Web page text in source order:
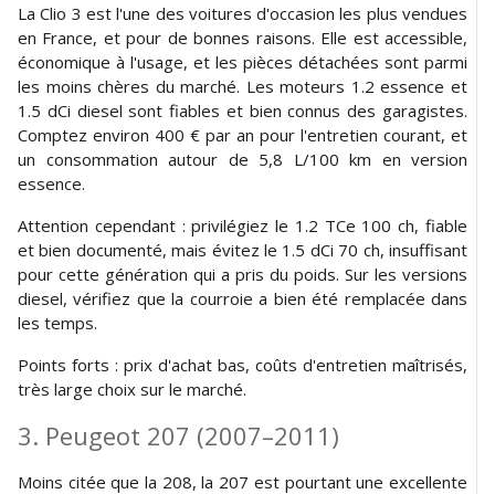
La Clio 3 est l'une des voitures d'occasion les plus vendues
en France, et pour de bonnes raisons. Elle est accessible,
économique à l'usage, et les pièces détachées sont parmi
les moins chères du marché. Les moteurs 1.2 essence et
1.5 dCi diesel sont fiables et bien connus des garagistes.
Comptez environ 400 € par an pour l'entretien courant, et
un consommation autour de 5,8 L/100 km en version
essence.
Attention cependant : privilégiez le 1.2 TCe 100 ch, fiable
et bien documenté, mais évitez le 1.5 dCi 70 ch, insuffisant
pour cette génération qui a pris du poids. Sur les versions
diesel, vérifiez que la courroie a bien été remplacée dans
les temps.
Points forts : prix d'achat bas, coûts d'entretien maîtrisés,
très large choix sur le marché.
3. Peugeot 207 (2007–2011)
Moins citée que la 208, la 207 est pourtant une excellente